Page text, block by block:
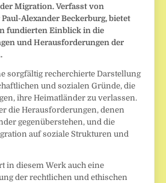
Migration. Verfasst von
Alexander Beckerburg, bietet
fundierten Einblick in die
und Herausforderungen der
sorgfältig recherchierte Darstellung
und sozialen Gründe, die
ihre Heimatländer zu verlassen.
die Herausforderungen, denen
gegenüberstehen, und die
auf soziale Strukturen und
in diesem Werk auch eine
der rechtlichen und ethischen